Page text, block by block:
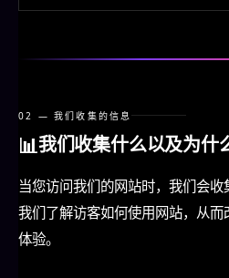
02 — 我们收集的信息
📊我们收集什么以及为什
当您访问我们的网站时，我们会
我们了解访客如何使用网站，从
体验。